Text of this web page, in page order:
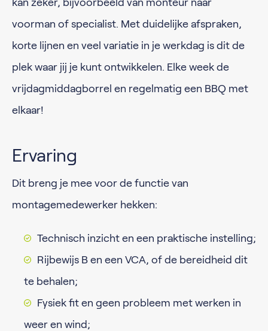
kan zeker, bijvoorbeeld van monteur naar
voorman of specialist. Met duidelijke afspraken,
korte lijnen en veel variatie in je werkdag is dit de
plek waar jij je kunt ontwikkelen. Elke week de
vrijdagmiddagborrel en regelmatig een BBQ met
elkaar!
Ervaring
Dit breng je mee voor de functie van
montagemedewerker hekken:
Technisch inzicht en een praktische instelling;
Rijbewijs B en een VCA, of de bereidheid dit
te behalen;
Fysiek fit en geen probleem met werken in
weer en wind;